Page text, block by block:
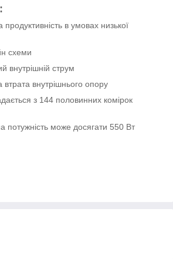
продуктивність в умовах низької
схеми
внутрішній струм
втрата внутрішнього опору
з 144 половинних комірок
потужність може досягати 550 Вт